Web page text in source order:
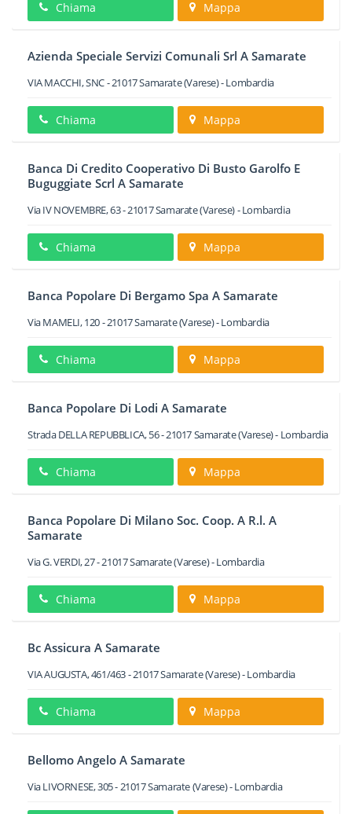
Chiama Mappa
Azienda Speciale Servizi Comunali Srl A Samarate
VIA MACCHI, SNC-21017Samarate(Varese) -Lombardia
Chiama Mappa
Banca Di Credito Cooperativo Di Busto Garolfo E
Buguggiate Scrl A Samarate
Via IV NOVEMBRE, 63-21017Samarate(Varese) -Lombardia
Chiama Mappa
Banca Popolare Di Bergamo Spa A Samarate
Via MAMELI, 120-21017Samarate(Varese) -Lombardia
Chiama Mappa
Banca Popolare Di Lodi A Samarate
Strada DELLA REPUBBLICA, 56-21017Samarate(Varese) - Lombardia
Chiama Mappa
Banca Popolare Di Milano Soc. Coop. A R.l. A
Samarate
Via G. VERDI, 27-21017Samarate(Varese) -Lombardia
Chiama Mappa
Bc Assicura A Samarate
VIA AUGUSTA, 461/463-21017Samarate(Varese) -Lombardia
Chiama Mappa
Bellomo Angelo A Samarate
Via LIVORNESE, 305-21017Samarate(Varese) -Lombardia